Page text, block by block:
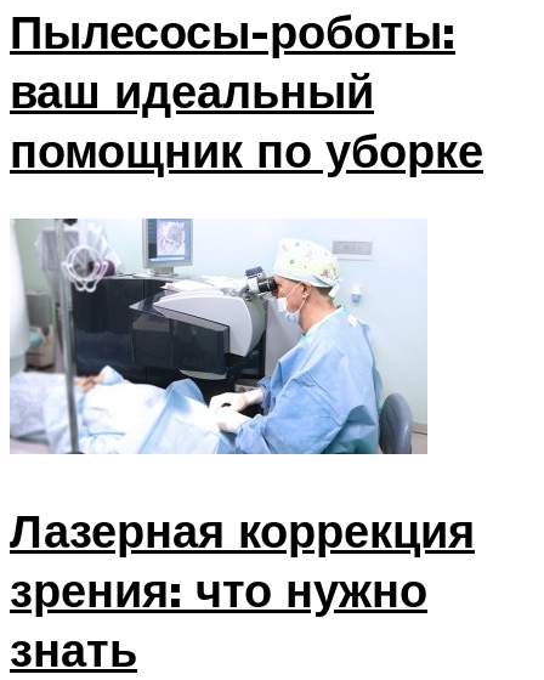
Пылесосы-роботы:
ваш идеальный
помощник по уборке
Лазерная коррекция
зрения: что нужно
знать